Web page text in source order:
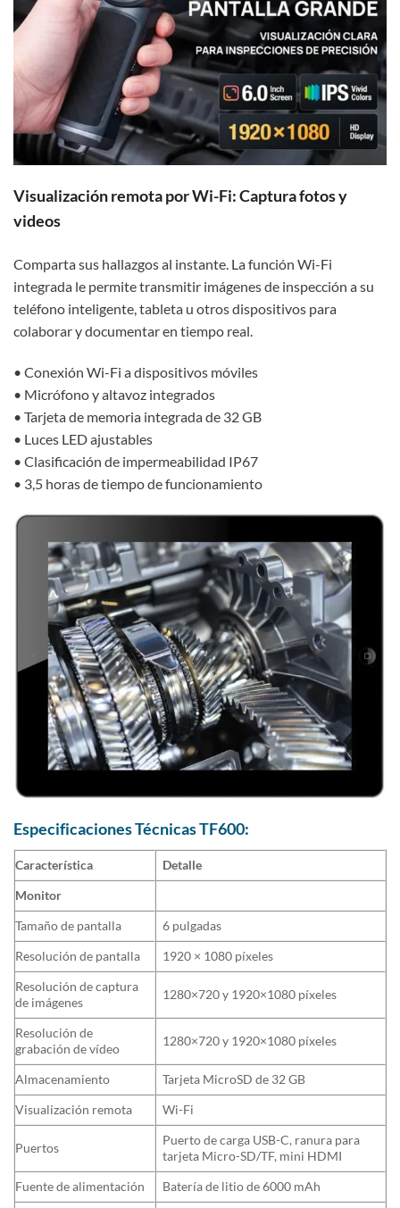
Visualización remota por Wi-Fi: Captura fotos y
videos
Comparta sus hallazgos al instante. La función Wi-Fi
integrada le permite transmitir imágenes de inspección a su
teléfono inteligente, tableta u otros dispositivos para
colaborar y documentar en tiempo real.
• Conexión Wi-Fi a dispositivos móviles
• Micrófono y altavoz integrados
• Tarjeta de memoria integrada de 32 GB
• Luces LED ajustables
• Clasificación de impermeabilidad IP67
• 3,5 horas de tiempo de funcionamiento
Especificaciones Técnicas TF600:
Característica
Detalle
Monitor
Tamaño de pantalla
6 pulgadas
Resolución de pantalla
1920 × 1080 píxeles
Resolución de captura
de imágenes
1280×720 y 1920×1080 píxeles
Resolución de
grabación de vídeo
1280×720 y 1920×1080 píxeles
Almacenamiento
Tarjeta MicroSD de 32 GB
Visualización remota
Wi-Fi
Puertos
Puerto de carga USB-C, ranura para
tarjeta Micro-SD/TF, mini HDMI
Fuente de alimentación
Batería de litio de 6000 mAh